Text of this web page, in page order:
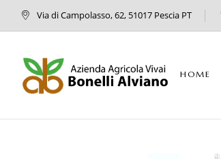
Via di Campolasso, 62, 51017 Pescia PT
HOME